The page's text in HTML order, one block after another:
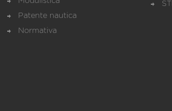
Patente nautica
Normativa